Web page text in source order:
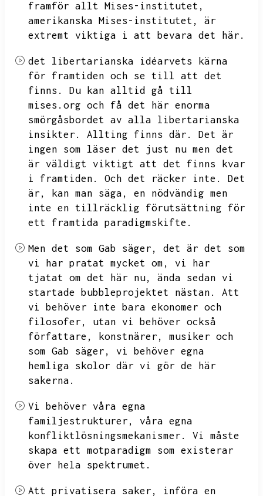
framför allt Mises-institutet,
amerikanska Mises-institutet,
är
extremt viktiga i att bevara det här.
det libertarianska idéarvets kärna
för framtiden och se till att det
finns.
Du kan alltid gå till
mises.org och få det här enorma
smörgåsbordet av alla libertarianska
insikter.
Allting finns där.
Det är
ingen som läser det just nu men det
är väldigt viktigt att det finns kvar
i framtiden.
Och det räcker inte.
Det
är,
kan man säga,
en nödvändig men
inte en tillräcklig förutsättning för
ett framtida paradigmskifte.
Men det som Gab säger,
det är det som
vi har pratat mycket om,
vi har
tjatat om det här nu,
ända sedan vi
startade bubbleprojektet nästan.
Att
vi behöver inte bara ekonomer och
filosofer,
utan vi behöver också
författare,
konstnärer,
musiker och
som Gab säger,
vi behöver egna
hemliga skolor där vi gör de här
sakerna.
Vi behöver våra egna
familjestrukturer,
våra egna
konfliktlösningsmekanismer.
Vi måste
skapa ett motparadigm som existerar
över hela spektrumet.
Att privatisera saker, införa en